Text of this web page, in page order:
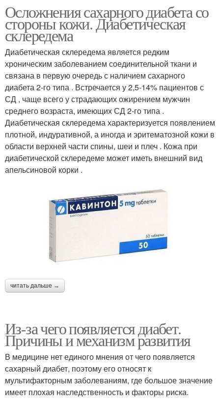
Осложнения сахарного диабета со
стороны кожи. Диабетическая
склередема
Диабетическая склередема является редким
хроническим заболеванием соединительной ткани и
связана в первую очередь с наличием сахарного
диабета 2-го типа . Встречается у 2,5-14% пациентов с
СД , чаще всего у страдающих ожирением мужчин
среднего возраста, имеющих СД 2-го типа .
Диабетическая склередема характеризуется появлением
плотной, индуративной, а иногда и эритематозной кожи в
области верхней части спины, шеи и плеч . Кожа при
диабетической склередеме может иметь внешний вид
апельсиновой корки .
читать дальше →
Из-за чего появляется диабет.
Причины и механизм развития
В медицине нет единого мнения от чего появляется
сахарный диабет, поэтому его относят к
мультифакторным заболеваниям, где большое значение
имеет плохая наследственность и факторы риска.